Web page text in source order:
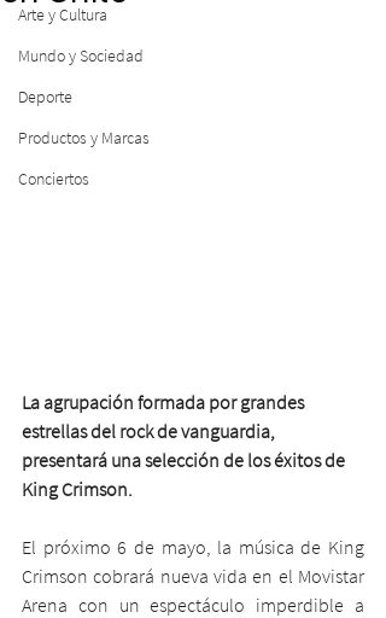
Arte y Cultura
Mundo y Sociedad
Deporte
Productos y Marcas
Conciertos
La agrupación formada por grandes
estrellas del rock de vanguardia,
presentará una selección de los éxitos de
King Crimson.
El próximo 6 de mayo, la música de King
Crimson cobrará nueva vida en el Movistar
Arena con un espectáculo imperdible a